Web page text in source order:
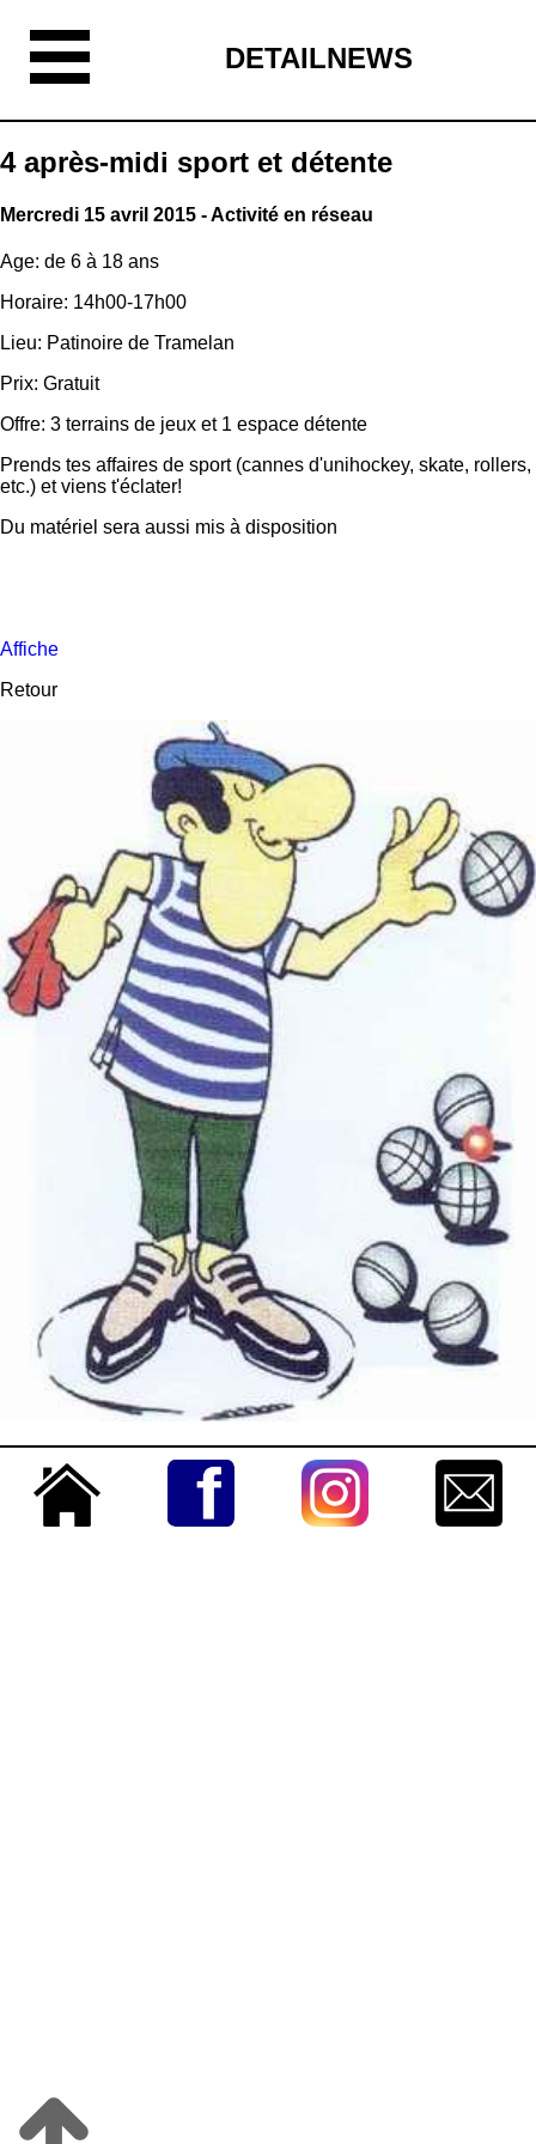
DETAILNEWS
4 après-midi sport et détente
Mercredi 15 avril 2015 - Activité en réseau
Age: de 6 à 18 ans
Horaire: 14h00-17h00
Lieu: Patinoire de Tramelan
Prix: Gratuit
Offre: 3 terrains de jeux et 1 espace détente
Prends tes affaires de sport (cannes d'unihockey, skate, rollers,
etc.) et viens t'éclater!
Du matériel sera aussi mis à disposition
Affiche
Retour